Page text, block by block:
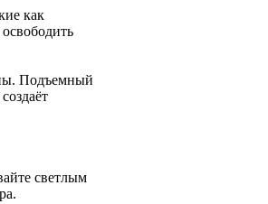
как
Подъемный
светлым